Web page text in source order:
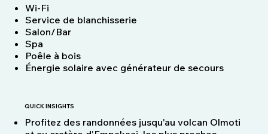
Wi-Fi
Service de blanchisserie
Salon/Bar
Spa
Poêle à bois
Énergie solaire avec générateur de secours
QUICK INSIGHTS
Profitez des randonnées jusqu'au volcan Olmoti